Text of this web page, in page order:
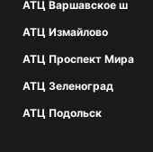
АТЦ Варшавское ш
АТЦ Измайлово
АТЦ Проспект Мира
АТЦ Зеленоград
АТЦ Подольск